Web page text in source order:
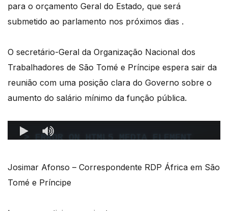
para o orçamento Geral do Estado, que será
submetido ao parlamento nos próximos dias .
O secretário-Geral da Organização Nacional dos
Trabalhadores de São Tomé e Príncipe espera sair da
reunião com uma posição clara do Governo sobre o
aumento do salário mínimo da função pública.
Josimar Afonso – Correspondente RDP África em São
Tomé e Príncipe